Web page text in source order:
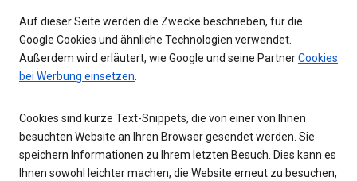
Auf dieser Seite werden die Zwecke beschrieben, für die
Google Cookies und ähnliche Technologien verwendet.
Außerdem wird erläutert, wie Google und seine PartnerCookies
bei Werbung einsetzen.
Cookies sind kurze Text-Snippets, die von einer von Ihnen
besuchten Website an Ihren Browser gesendet werden. Sie
speichern Informationen zu Ihrem letzten Besuch. Dies kann es
Ihnen sowohl leichter machen, die Website erneut zu besuchen,